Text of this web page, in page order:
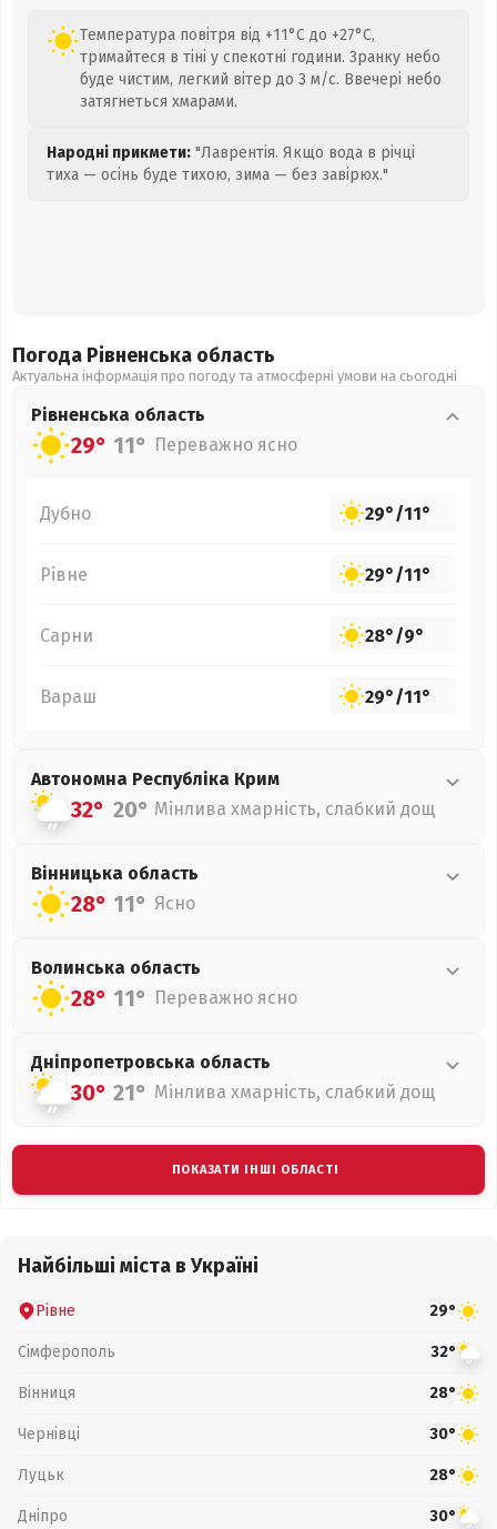
Температура повітря від +11°C до +27°C,
тримайтеся в тіні у спекотні години. Зранку небо
буде чистим, легкий вітер до 3 м/с. Ввечері небо
затягнеться хмарами.
Народні прикмети: "Лаврентія. Якщо вода в річці
тиха — осінь буде тихою, зима — без завірюх."
Погода Рівненська область
Актуальна інформація про погоду та атмосферні умови на сьогодні
Рівненська область
29° 11° Переважно ясно
Дубно 29°/11°
Рівне 29°/11°
Сарни 28°/9°
Вараш 29°/11°
Автономна Республіка Крим
32° 20° Мінлива хмарність, слабкий дощ
Вінницька область
28° 11° Ясно
Волинська область
28° 11° Переважно ясно
Дніпропетровська область
30° 21° Мінлива хмарність, слабкий дощ
ПОКАЗАТИ ІНШІ ОБЛАСТІ
Найбільші міста в Україні
Рівне 29°
Сімферополь 32°
Вінниця 28°
Чернівці 30°
Луцьк 28°
Дніпро 30°